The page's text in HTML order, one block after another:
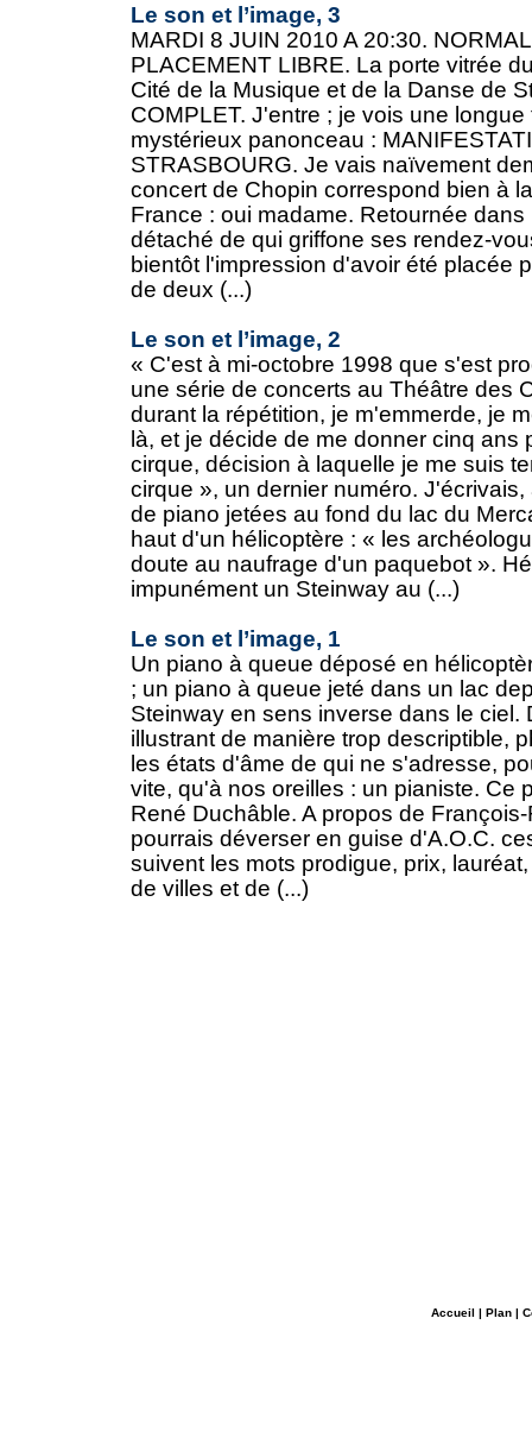
Le son et l’image, 3
MARDI 8 JUIN 2010 A 20:30.
PLACEMENT LIBRE. La porte vitrée
Cité de la Musique et de la Danse de
COMPLET. J'entre ; je vois une
mystérieux panonceau :
STRASBOURG. Je vais naïvement
concert de Chopin correspond bien à
France : oui madame. Retournée
détaché de qui griffone ses rendez-
bientôt l'impression d'avoir été placée
de deux (...)
Le son et l’image, 2
« C'est à mi-octobre 1998 que s'est
une série de concerts au Théâtre des
durant la répétition, je m'emmerde, je
là, et je décide de me donner cinq ans
cirque, décision à laquelle je me suis
cirque », un dernier numéro.
de piano jetées au fond du lac du
haut d'un hélicoptère : « les
doute au naufrage d'un paquebot ».
impunément un Steinway au (...)
Le son et l’image, 1
Un piano à queue déposé en
; un piano à queue jeté dans un lac
Steinway en sens inverse dans le ciel.
illustrant de manière trop descriptible,
les états d'âme de qui ne s'adresse,
vite, qu'à nos oreilles : un pianiste. Ce
René Duchâble. A propos de
pourrais déverser en guise d'A.O.C.
suivent les mots prodigue, prix,
de villes et de (...)
Accueil | Plan|